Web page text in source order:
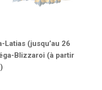
Latias (jusqu’au 26
Blizzaroi (à partir